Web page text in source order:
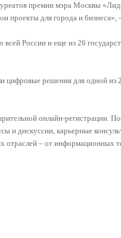
премии мэра Москвы
проекты для города и
всей России и еще из 26
цифровые решения для одной из
онлайн-регистрации.
и дискуссии, карьерные
отраслей – от информационных